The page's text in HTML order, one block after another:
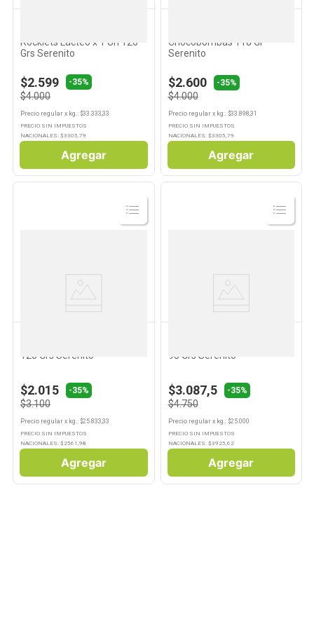
Rocklets Lácteo x 1 Un 120
Grs Serenito
$2.599 -35%
$4.000
Precio regular x kg. : $33.333,33
PRECIO SIN IMPUESTOS
NACIONALES: $3305,79
Agregar
Chocobombas 118 Gr
Serenito
$2.600 -35%
$4.000
Precio regularx kg. : $33.898,31
PRECIO SIN IMPUESTOS
NACIONALES: $3305,79
Agregar
Ver
Producto
120 Grs Serenito
$2.015 -35%
$3.100
Precio regular x kg.: $25.833,33
PRECIO SIN IMPUESTOS
NACIONALES: $ 2561,98
Agregar
Ver
Producto
95 Grs Serenito
$3.087,5 -35%
$4.750
Precio regularx kg.: $25.000
PRECIO SIN IMPUESTOS
NACIONALES: $3925,62
Agregar